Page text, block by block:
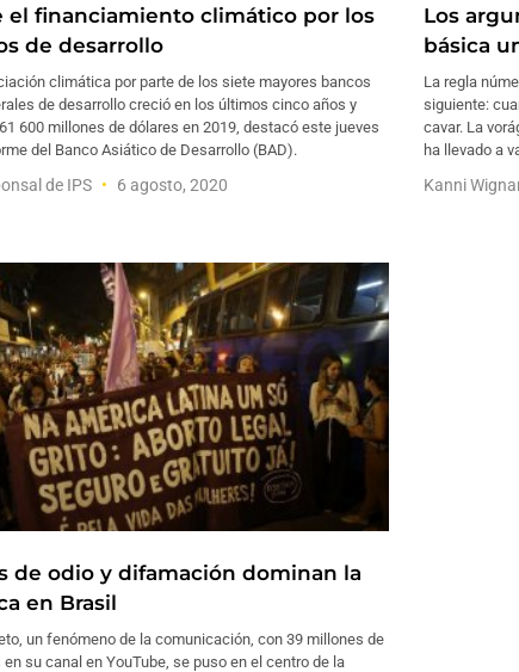
el financiamiento climático por los
de desarrollo
climática por parte de los siete mayores bancos
de desarrollo creció en los últimos cinco años y
600 millones de dólares en 2019, destacó este jueves
del Banco Asiático de Desarrollo (BAD).
de IPS 6 agosto, 2020
Los
básica
La regla
siguiente:
cavar. La
ha llevado a
Kanni
de odio y difamación dominan la
en Brasil
un fenómeno de la comunicación, con 39 millones de
su canal en YouTube, se puso en el centro de la